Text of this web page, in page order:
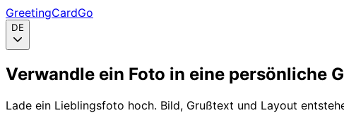
GreetingCardGo
DE
Verwandle ein Foto in eine persönliche
Lade ein Lieblingsfoto hoch. Bild, Grußtext und Layout